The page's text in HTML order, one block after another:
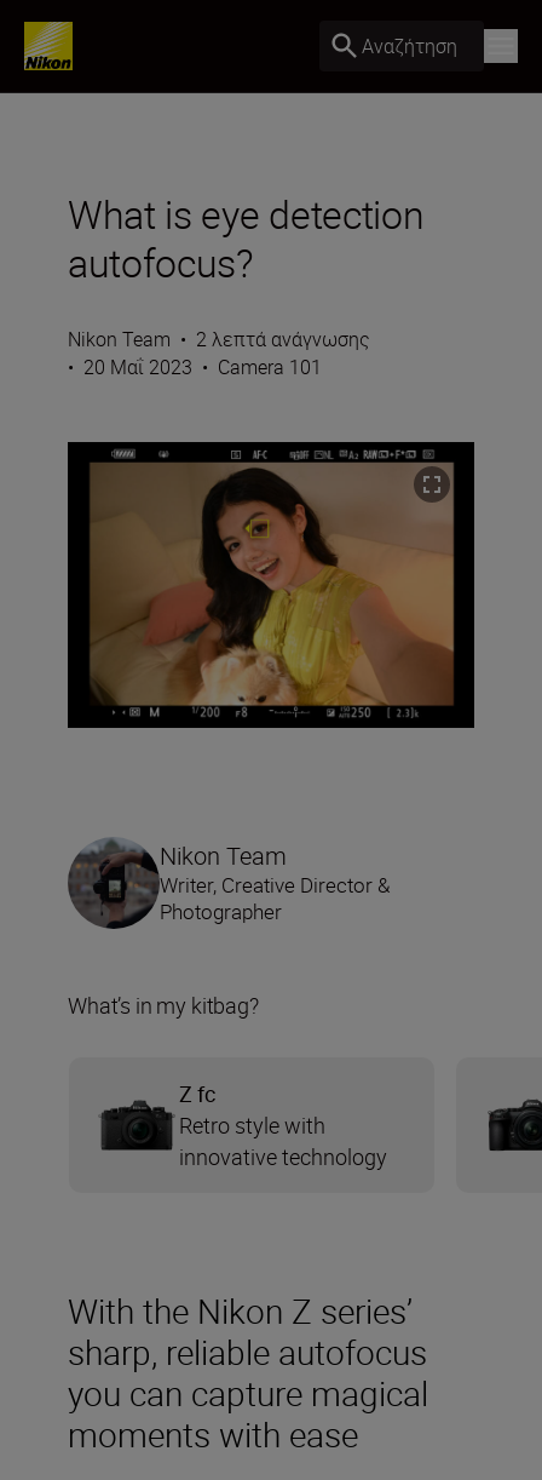
Αναζήτηση
What is eye detection
autofocus?
Nikon Team • 2 λεπτά ανάγνωσης
• 20 Μαΐ 2023 • Camera 101
With the Nikon Z series’
sharp, reliable autofocus
you can capture magical
moments with ease
Nikon Team
Writer, Creative Director &
Photographer
What’s in my kitbag?
Z fc
Retro style with
innovative technology